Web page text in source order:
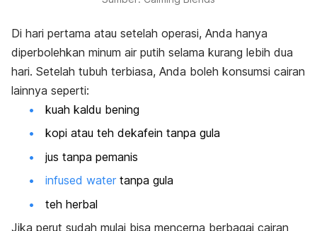
Di hari pertama atau setelah operasi, Anda hanya
diperbolehkan minum air putih selama kurang lebih dua
hari. Setelah tubuh terbiasa, Anda boleh konsumsi cairan
lainnya seperti:
kuah kaldu bening
kopi atau teh dekafein tanpa gula
jus tanpa pemanis
infused water tanpa gula
teh herbal
Jika perut sudah mulai bisa mencerna berbagai cairan